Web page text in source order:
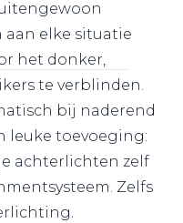
aan elke situatie
het donker,
te verblinden.
bij naderend
leuke toevoeging:
achterlichten zelf
Zelfs